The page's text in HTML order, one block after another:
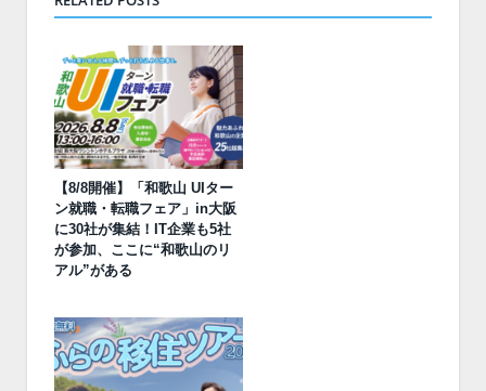
【8/8開催】「和歌山 UIター
ン就職・転職フェア」in大阪
に30社が集結！IT企業も5社
が参加、ここに“和歌山のリ
アル”がある